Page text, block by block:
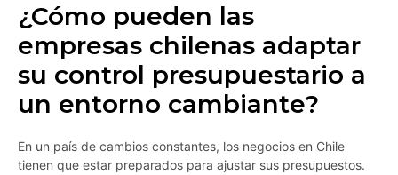
¿Cómo pueden las
empresas chilenas adaptar
su control presupuestario a
un entorno cambiante?
En un país de cambios constantes, los negocios en Chile
tienen que estar preparados para ajustar sus presupuestos.